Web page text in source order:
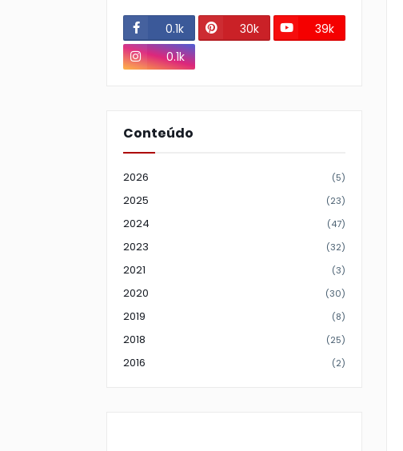
0.1k 30k
39k
0.1k
Conteúdo
2026 (5)
2025 (23)
2024 (47)
2023 (32)
2021 (3)
2020 (30)
2019 (8)
2018 (25)
2016 (2)